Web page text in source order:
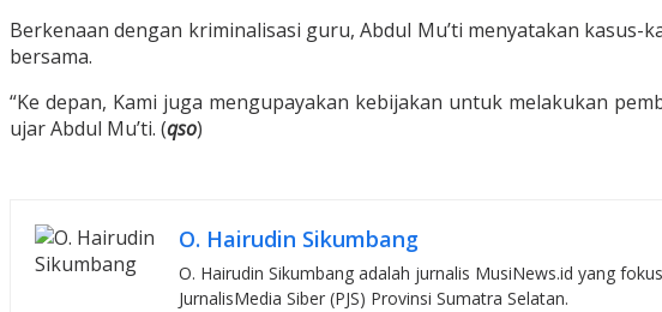
Berkenaan dengan kriminalisasi guru, Abdul Mu’ti menyatakan kasus-
bersama.
“Ke depan, Kami juga mengupayakan kebijakan untuk melakukan
ujar Abdul Mu’ti. (qso)
O. Hairudin Sikumbang
O. Hairudin Sikumbang adalah jurnalis MusiNews.id yang
JurnalisMedia Siber (PJS) Provinsi Sumatra Selatan.